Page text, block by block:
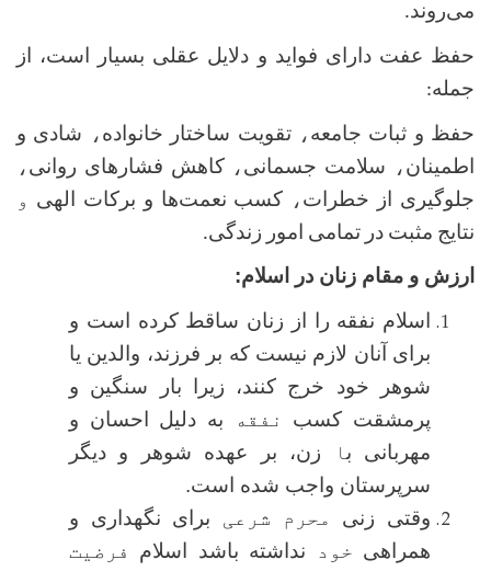
می‌روند.
حفظ عفت دارای فواید و دلایل عقلی بسیار است، از
جمله:
حفظ و ثبات جامعه ،تقویت ساختار خانواده ، شادی و
اطمینان ، سلامت جسمانی ، کاهش فشارهای روانی ،
جلوگیری از خطرات ، کسب نعمت‌ها و برکات الهی و
نتایج مثبت در تمامی امور زندگی.
ارزش و مقام زنان در اسلام:
اسلام نفقه را از زنان ساقط کرده است و
برای آنان لازم نیست که بر فرزند، والدین یا
شوهر خود خرج کنند، زیرا بار سنگین و
پرمشقت کسب
نفقه
به دلیل احسان و
مهربانی با
زن، بر عهده شوهر و دیگر
سرپرستان واجب شده است.
وقتی زنی محرم شرعی برای نگهداری و
همراهی خود نداشته باشد اسلام
فرضیت